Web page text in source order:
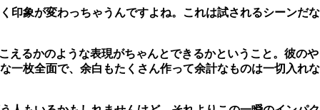
印象が変わっちゃうんですよね。これは試されるシーンだな
るかのような表現がちゃんとできるかということ。彼のや
一枚全面で、余白もたくさん作って余計なものは一切入れな